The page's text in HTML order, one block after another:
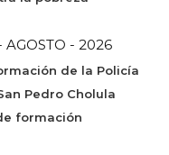
AGOSTO - 2026
de la Policía
Pedro Cholula
formación